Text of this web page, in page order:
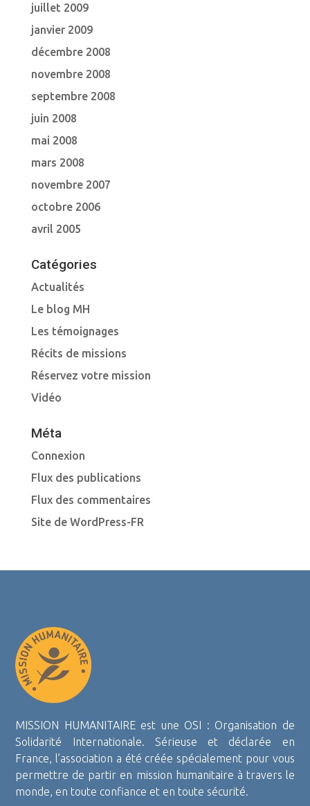
juillet 2009
janvier 2009
décembre 2008
novembre 2008
septembre 2008
juin 2008
mai 2008
mars 2008
novembre 2007
octobre 2006
avril 2005
Catégories
Actualités
Le blog MH
Les témoignages
Récits de missions
Réservez votre mission
Vidéo
Méta
Connexion
Flux des publications
Flux des commentaires
Site de WordPress-FR
MISSION HUMANITAIRE est une OSI : Organisation de
Solidarité Internationale. Sérieuse et déclarée en
France, l’association a été créée spécialement pour vous
permettre de partir en mission humanitaire à travers le
monde, en toute confiance et en toute sécurité.